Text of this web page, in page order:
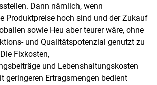
Dann nämlich, wenn
Produktpreise hoch sind und der Zukauf
sowie Heu aber teurer wäre, ohne
und Qualitätspotenzial genutzt zu
Fixkosten,
und Lebenshaltungskosten
geringeren Ertragsmengen bedient